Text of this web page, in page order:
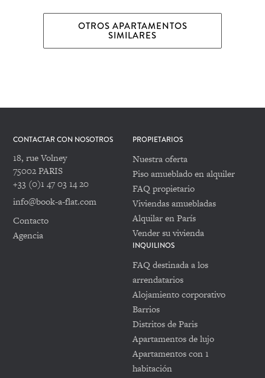
OTROS APARTAMENTOS
SIMILARES
CONTACTAR CON NOSOTROS
18, rue Volney
75002 PARIS
+33 (0)1 47 03 14 20
info@book-a-flat.com
Contacto
Agencia
PROPIETARIOS
Nuestra oferta
Piso amueblado en alquiler
FAQ propietario
Viviendas amuebladas
Alquilar en París
Vender su vivienda
INQUILINOS
FAQ destinada a los
arrendatarios
Alojamiento corporativo
Barrios
Distritos de Paris
Apartamentos de lujo
Apartamentos con 1
habitación